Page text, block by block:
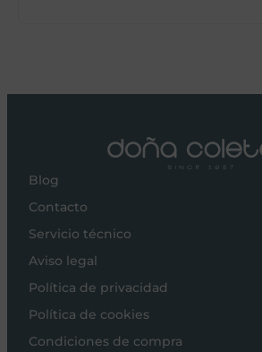
Blog
Contacto
Servicio técnico
Aviso legal
Política de privacidad
Política de cookies
Condiciones de compra